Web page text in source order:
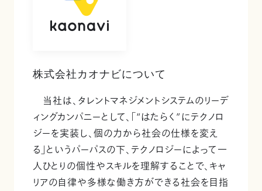
株式会社カオナビについて
当社は、タレントマネジメントシステムのリーデ
ィングカンパニーとして、「“はたらく”にテクノロ
ジーを実装し、個の力から社会の仕様を変え
る」というパーパスの下、テクノロジーによって一
人ひとりの個性やスキルを理解することで、キャ
リアの自律や多様な働き方ができる社会を目指